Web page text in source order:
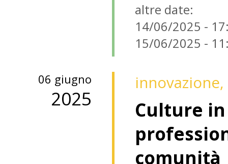
altre date:
14/06/2025 -
15/06/2025 -
06 giugno
2025
Culture
comunità